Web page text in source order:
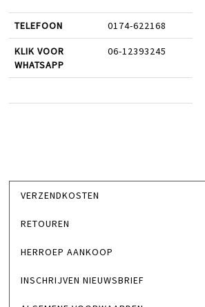
TELEFOON 0174-622168
KLIK VOOR
WHATSAPP
06-12393245
VERZENDKOSTEN
RETOUREN
HERROEP AANKOOP
INSCHRIJVEN NIEUWSBRIEF